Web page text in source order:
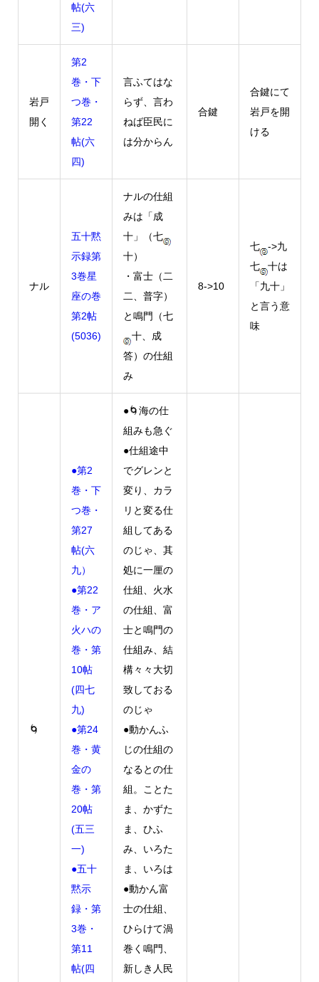
帖(六
三)
岩戸
開く
第2
巻・下
つ巻・
第22
帖(六
四)
言ふてはな
らず、言わ
ねば臣民に
は分からん
合鍵
合鍵にて
岩戸を開
ける
ナル
五十黙
示録第
3巻星
座の巻
第2帖
(5036)
ナルの仕組
みは「成
十」（七
十）
・富士（二
二、普字）
と鳴門（七
十、成
答）の仕組
み
8->10
七
->九
七
十は
「九十」
と言う意
味
🌀
●第2
巻・下
つ巻・
第27
帖(六
九）
●第22
巻・ア
火ハの
巻・第
10帖
(四七
九)
●第24
巻・黄
金の
巻・第
20帖
(五三
一)
●五十
黙示
録・第
3巻・
第11
帖(四
●🌀海の仕
組みも急ぐ
●仕組途中
でグレンと
変り、カラ
リと変る仕
組してある
のじゃ、其
処に一厘の
仕組、火水
の仕組、富
士と鳴門の
仕組み、結
構々々大切
致しておる
のじゃ
●動かんふ
じの仕組の
なるとの仕
組。ことた
ま、かずた
ま、ひふ
み、いろた
ま、いろは
●動かん富
士の仕組、
ひらけて渦
巻く鳴門、
新しき人民